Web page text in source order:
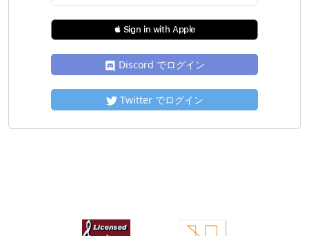
 Sign in with Apple
Discord でログイン
Twitter でログイン